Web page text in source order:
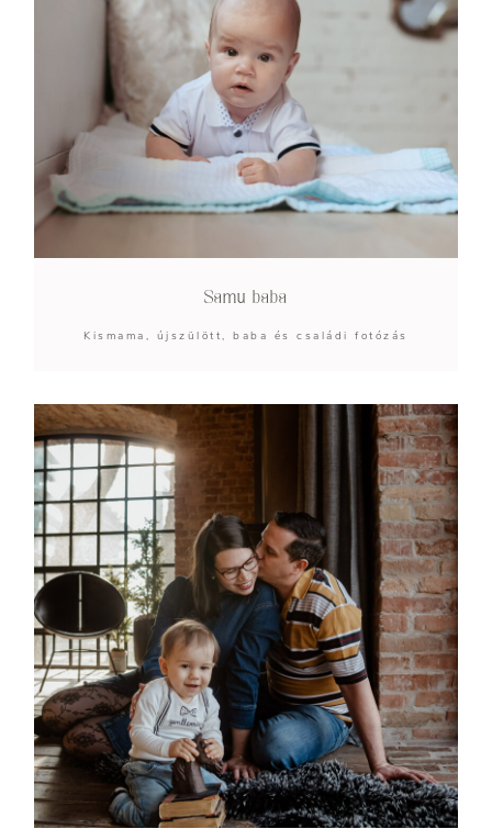
Samu baba
Kismama, újszülött, baba és családi fotózás